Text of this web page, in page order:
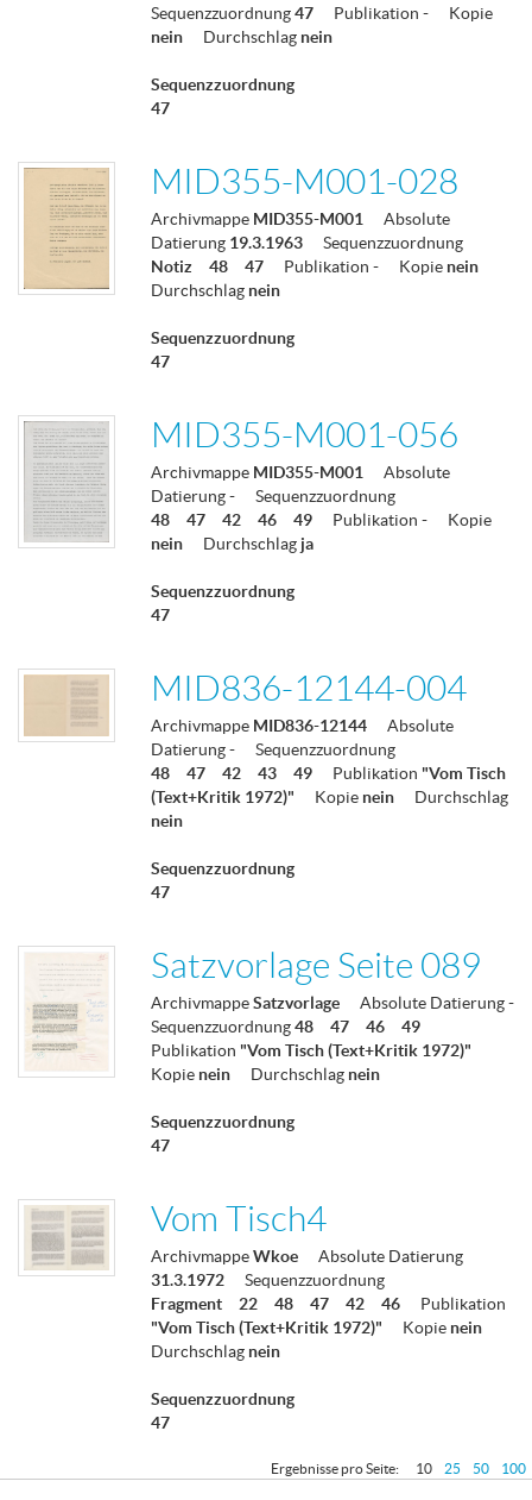
Sequenzzuordnung47 Publikation -
Kopie
nein
Durchschlag nein
Sequenzzuordnung
47
MID355-M001-028
Archivmappe MID355-M001
Absolute
Datierung 19.3.1963
Sequenzzuordnung
Notiz
48 47 Publikation - Kopie nein
Durchschlag nein
Sequenzzuordnung
47
MID355-M001-056
Archivmappe MID355-M001
Absolute
Datierung-
Sequenzzuordnung
48
47 42 46 49 Publikation -
Kopie
nein
Durchschlag ja
Sequenzzuordnung
47
MID836-12144-004
Archivmappe MID836-12144
Absolute
Datierung-
Sequenzzuordnung
48
47 42 43 49 Publikation "Vom Tisch
(Text+Kritik 1972)"
Kopie nein
Durchschlag
nein
Sequenzzuordnung
47
Satzvorlage Seite 089
ArchivmappeSatzvorlage Absolute Datierung-
Sequenzzuordnung48 47 46
49
Publikation "Vom Tisch (Text+Kritik 1972)"
Kopie nein Durchschlag nein
Sequenzzuordnung
47
Vom Tisch4
ArchivmappeWkoe
Absolute Datierung
31.3.1972
Sequenzzuordnung
Fragment
22 48 47 42 46
Publikation
"Vom Tisch (Text+Kritik 1972)"
Kopie nein
Durchschlag nein
Sequenzzuordnung
47
Ergebnisse pro Seite: 10 25 50 100